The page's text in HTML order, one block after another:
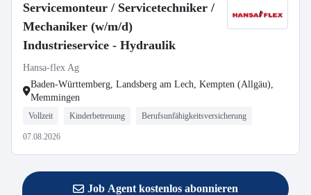
Servicemonteur / Servicetechniker /
Mechaniker (w/m/d)
Industrieservice - Hydraulik
Hansa-flex Ag
Baden-Württemberg, Landsberg am Lech, Kempten (Allgäu),
Memmingen
Vollzeit Kinderbetreuung Berufsunfähigkeitsversicherung
07.08.2026
Job Agent kostenlos abonnieren